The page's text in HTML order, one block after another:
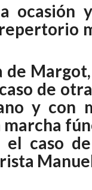
ocasión
de
de
y con
caso